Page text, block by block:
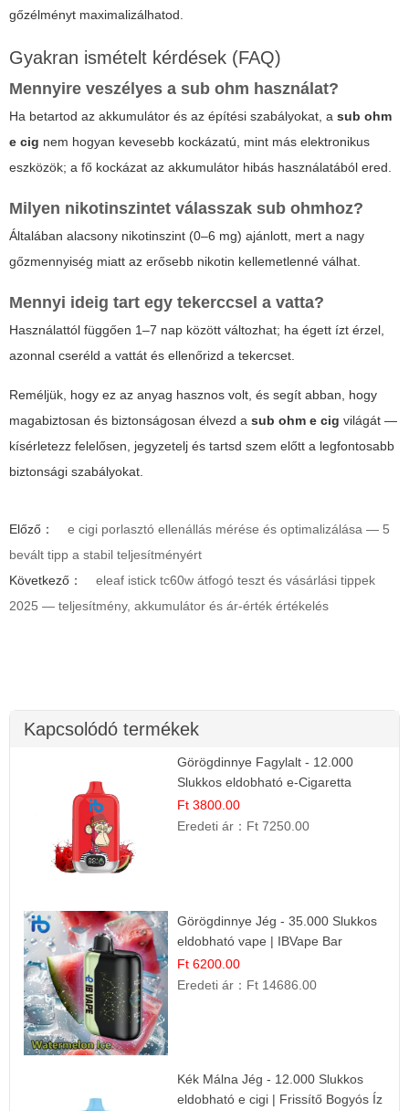
gőzélményt maximalizálhatod.
Gyakran ismételt kérdések (FAQ)
Mennyire veszélyes a sub ohm használat?
Ha betartod az akkumulátor és az építési szabályokat, a sub ohm
e cig nem hogyan kevesebb kockázatú, mint más elektronikus
eszközök; a fő kockázat az akkumulátor hibás használatából ered.
Milyen nikotinszintet válasszak sub ohmhoz?
Általában alacsony nikotinszint (0–6 mg) ajánlott, mert a nagy
gőzmennyiség miatt az erősebb nikotin kellemetlenné válhat.
Mennyi ideig tart egy tekerccsel a vatta?
Használattól függően 1–7 nap között változhat; ha égett ízt érzel,
azonnal cseréld a vattát és ellenőrizd a tekercset.
Reméljük, hogy ez az anyag hasznos volt, és segít abban, hogy
magabiztosan és biztonságosan élvezd a sub ohm e cig világát —
kísérletezz felelősen, jegyzetelj és tartsd szem előtt a legfontosabb
biztonsági szabályokat.
Előző：
e cigi porlasztó ellenállás mérése és optimalizálása — 5
bevált tipp a stabil teljesítményért
Következő：
eleaf istick tc60w átfogó teszt és vásárlási tippek
2025 — teljesítmény, akkumulátor és ár-érték értékelés
Kapcsolódó termékek
Görögdinnye Fagylalt - 12.000
Slukkos eldobható e-Cigaretta
Ft 3800.00
Eredeti ár： Ft 7250.00
Görögdinnye Jég - 35.000 Slukkos
eldobható vape | IBVape Bar
Frissítő Nyári Íz
Ft 6200.00
Eredeti ár： Ft 14686.00
Kék Málna Jég - 12.000 Slukkos
eldobható e cigi | Frissítő Bogyós Íz